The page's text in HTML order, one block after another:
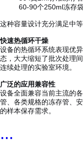
60-90个250ml冻存
这种容量设计充分满足中
快速热循环干燥
设备的热循环系统表现优
态，大大缩短了批次处理
连续处理的实验室环境。
广泛的应用兼容性
设备全面兼容当前主流的
管、各类规格的冻存管、
的样本保存需求。
...